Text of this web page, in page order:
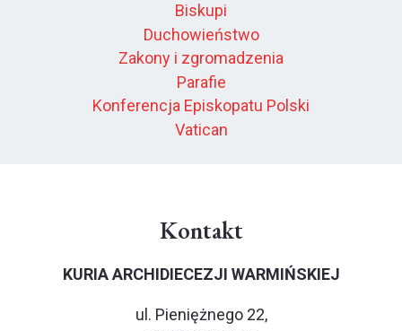
Biskupi
Duchowieństwo
Zakony i zgromadzenia
Parafie
Konferencja Episkopatu Polski
Vatican
Kontakt
KURIA ARCHIDIECEZJI WARMIŃSKIEJ
ul. Pieniężnego 22,